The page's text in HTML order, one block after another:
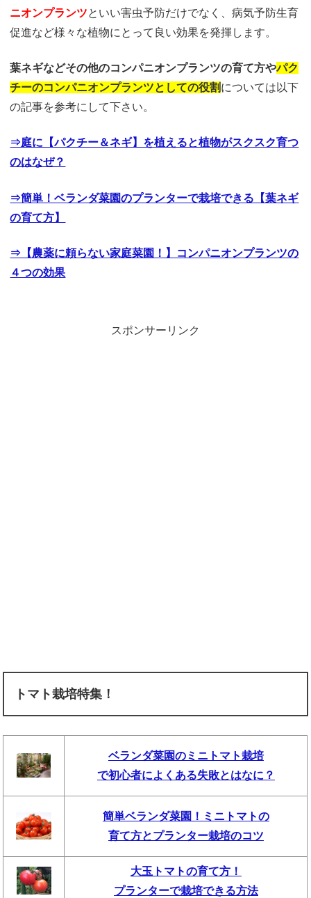
ニオンプランツといい害虫予防だけでなく、病気予防生育
促進など様々な植物にとって良い効果を発揮します。
葉ネギなどその他のコンパニオンプランツの育て方やパク
チーのコンパニオンプランツとしての役割については以下
の記事を参考にして下さい。
⇒庭に【パクチー＆ネギ】を植えると植物がスクスク育つ
のはなぜ？
⇒簡単！ベランダ菜園のプランターで栽培できる【葉ネギ
の育て方】
⇒【農薬に頼らない家庭菜園！】コンパニオンプランツの
４つの効果
スポンサーリンク
トマト栽培特集！
ベランダ菜園のミニトマト栽培
で初心者によくある失敗とはなに？
簡単ベランダ菜園！ミニトマトの
育て方とプランター栽培のコツ
大玉トマトの育て方！
プランターで栽培できる方法